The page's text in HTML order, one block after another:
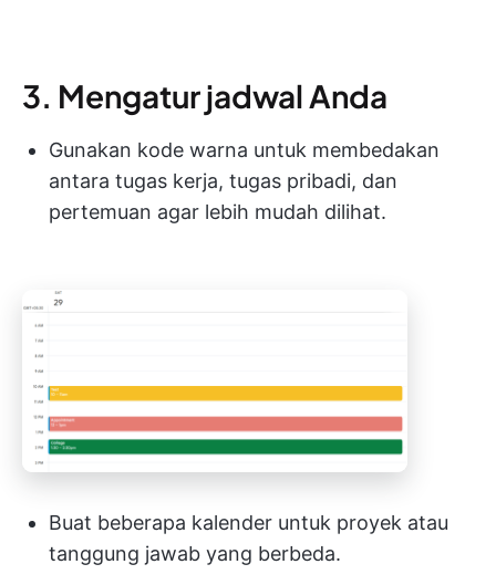
3. Mengatur jadwal Anda
Gunakan kode warna untuk membedakan
antara tugas kerja, tugas pribadi, dan
pertemuan agar lebih mudah dilihat.
Buat beberapa kalender untuk proyek atau
tanggung jawab yang berbeda.